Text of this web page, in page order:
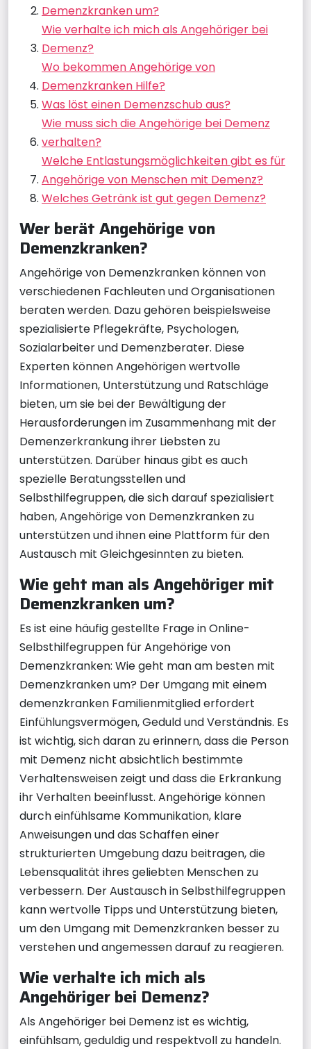
Demenzkranken um?
Wie verhalte ich mich als Angehöriger bei
Demenz?
Wo bekommen Angehörige von
Demenzkranken Hilfe?
Was löst einen Demenzschub aus?
Wie muss sich die Angehörige bei Demenz
verhalten?
Welche Entlastungsmöglichkeiten gibt es für
Angehörige von Menschen mit Demenz?
Welches Getränk ist gut gegen Demenz?
Wer berät Angehörige von
Demenzkranken?
Angehörige von Demenzkranken können von
verschiedenen Fachleuten und Organisationen
beraten werden. Dazu gehören beispielsweise
spezialisierte Pflegekräfte, Psychologen,
Sozialarbeiter und Demenzberater. Diese
Experten können Angehörigen wertvolle
Informationen, Unterstützung und Ratschläge
bieten, um sie bei der Bewältigung der
Herausforderungen im Zusammenhang mit der
Demenzerkrankung ihrer Liebsten zu
unterstützen. Darüber hinaus gibt es auch
spezielle Beratungsstellen und
Selbsthilfegruppen, die sich darauf spezialisiert
haben, Angehörige von Demenzkranken zu
unterstützen und ihnen eine Plattform für den
Austausch mit Gleichgesinnten zu bieten.
Wie geht man als Angehöriger mit
Demenzkranken um?
Es ist eine häufig gestellte Frage in Online-
Selbsthilfegruppen für Angehörige von
Demenzkranken: Wie geht man am besten mit
Demenzkranken um? Der Umgang mit einem
demenzkranken Familienmitglied erfordert
Einfühlungsvermögen, Geduld und Verständnis. Es
ist wichtig, sich daran zu erinnern, dass die Person
mit Demenz nicht absichtlich bestimmte
Verhaltensweisen zeigt und dass die Erkrankung
ihr Verhalten beeinflusst. Angehörige können
durch einfühlsame Kommunikation, klare
Anweisungen und das Schaffen einer
strukturierten Umgebung dazu beitragen, die
Lebensqualität ihres geliebten Menschen zu
verbessern. Der Austausch in Selbsthilfegruppen
kann wertvolle Tipps und Unterstützung bieten,
um den Umgang mit Demenzkranken besser zu
verstehen und angemessen darauf zu reagieren.
Wie verhalte ich mich als
Angehöriger bei Demenz?
Als Angehöriger bei Demenz ist es wichtig,
einfühlsam, geduldig und respektvoll zu handeln.